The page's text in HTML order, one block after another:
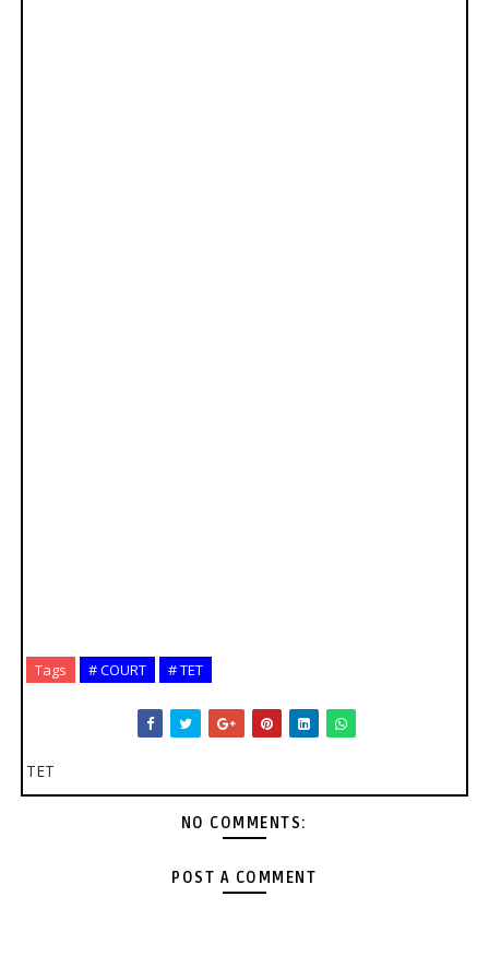
Tags # COURT # TET
TET
NO COMMENTS:
POST A COMMENT